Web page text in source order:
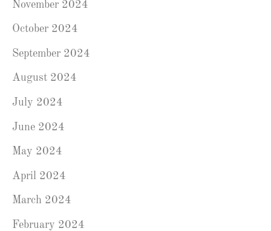
November 2024
October 2024
September 2024
August 2024
July 2024
June 2024
May 2024
April 2024
March 2024
February 2024